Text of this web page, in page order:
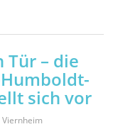
Tür – die
sich vor
Viernheim